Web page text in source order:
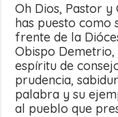
Oh Dios, Pastor y
has puesto como
frente de la
Obispo
espíritu de
prudencia,
palabra y su
al pueblo que